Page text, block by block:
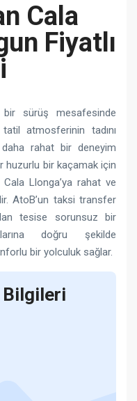
Cala
Fiyatlı
bir sürüş mesafesinde
atmosferinin tadını
rahat bir deneyim
huzurlu bir kaçamak için
Llonga’ya rahat ve
AtoB’un taksi transfer
tesise sorunsuz bir
doğru şekilde
bir yolculuk sağlar.
Bilgileri